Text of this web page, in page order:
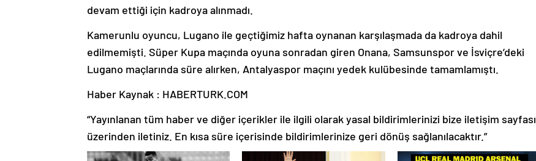
devam ettiği için kadroya alınmadı.
Kamerunlu oyuncu, Lugano ile geçtiğimiz hafta oynanan karşılaşmada da kadroya dahil
edilmemişti. Süper Kupa maçında oyuna sonradan giren Onana, Samsunspor ve İsviçre’deki
Lugano maçlarında süre alırken, Antalyaspor maçını yedek kulübesinde tamamlamıştı.
Haber Kaynak : HABERTURK.COM
“Yayınlanan tüm haber ve diğer içerikler ile ilgili olarak yasal bildirimlerinizi bize iletişim sayfası
üzerinden iletiniz. En kısa süre içerisinde bildirimlerinize geri dönüş sağlanılacaktır.”